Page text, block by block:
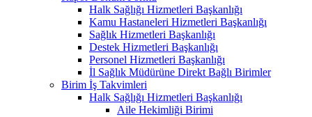
Halk Sağlığı Hizmetleri Başkanlığı
Kamu Hastaneleri Hizmetleri Başkanlığı
Sağlık Hizmetleri Başkanlığı
Destek Hizmetleri Başkanlığı
Personel Hizmetleri Başkanlığı
İl Sağlık Müdürüne Direkt Bağlı Birimler
Birim İş Takvimleri
Halk Sağlığı Hizmetleri Başkanlığı
Aile Hekimliği Birimi